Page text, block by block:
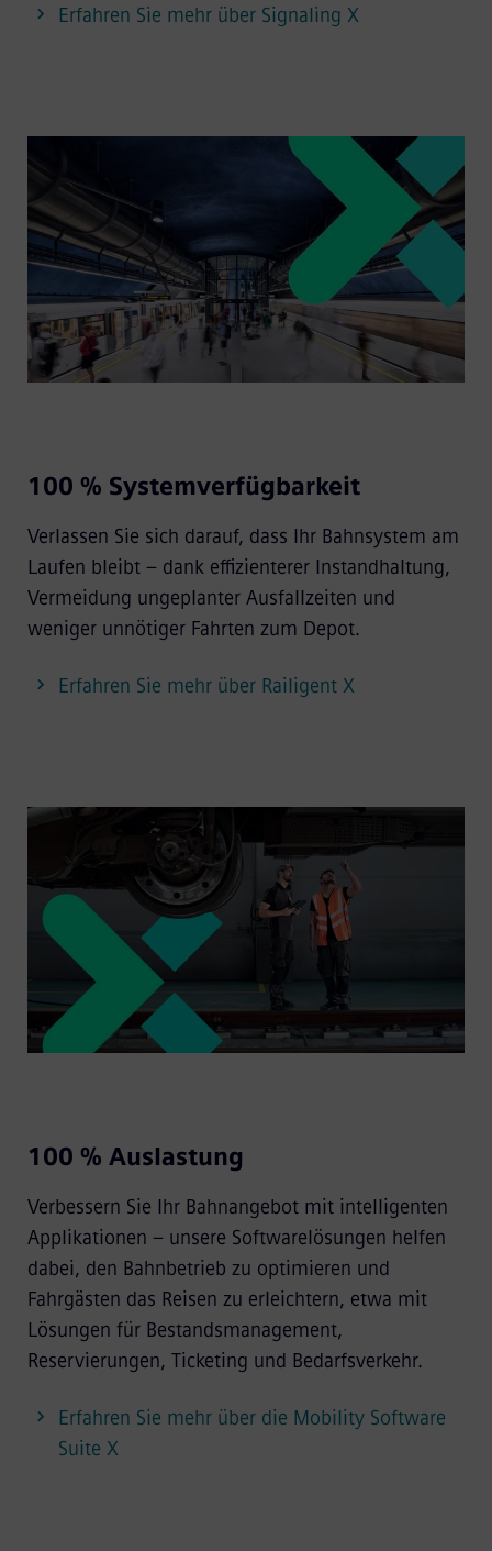
Erfahren Sie mehr über Signaling X
100 % Systemverfügbarkeit
Verlassen Sie sich darauf, dass Ihr Bahnsystem am
Laufen bleibt – dank effizienterer Instandhaltung,
Vermeidung ungeplanter Ausfallzeiten und
weniger unnötiger Fahrten zum Depot.
Erfahren Sie mehr über Railigent X
100 % Auslastung
Verbessern Sie Ihr Bahnangebot mit intelligenten
Applikationen – unsere Softwarelösungen helfen
dabei, den Bahnbetrieb zu optimieren und
Fahrgästen das Reisen zu erleichtern, etwa mit
Lösungen für Bestandsmanagement,
Reservierungen, Ticketing und Bedarfsverkehr.
Erfahren Sie mehr über die Mobility Software
Suite X